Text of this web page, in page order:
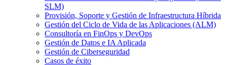
SLM)
Provisión, Soporte y Gestión de Infraestructura Híbrida
Gestión del Ciclo de Vida de las Aplicaciones (ALM)
Consultoría en FinOps y DevOps
Gestión de Datos e IA Aplicada
Gestión de Ciberseguridad
Casos de éxito